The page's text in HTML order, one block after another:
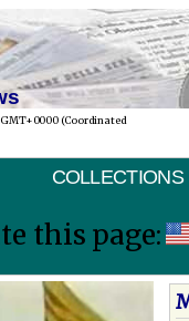
GMT+0000 (Coordinated
COLLECTIONS
this page: